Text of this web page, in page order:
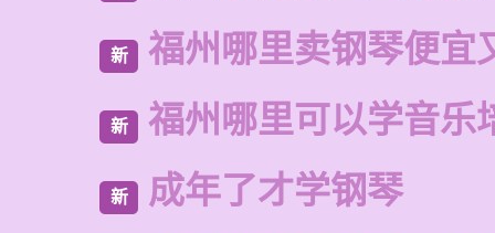
新 福州哪里卖钢琴便宜
新 福州哪里可以学音乐
新 成年了才学钢琴